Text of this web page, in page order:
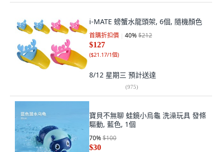
i-MATE 螃蟹水龍頭架, 6個, 隨機顏色
首購折扣價 40%$212
$127
($21.17/1個)
8/12 星期三 預計送達
(975)
寶貝不無聊 蛙鏡小烏龜 洗澡玩具 發條
驅動, 藍色, 1個
70%$100
$30